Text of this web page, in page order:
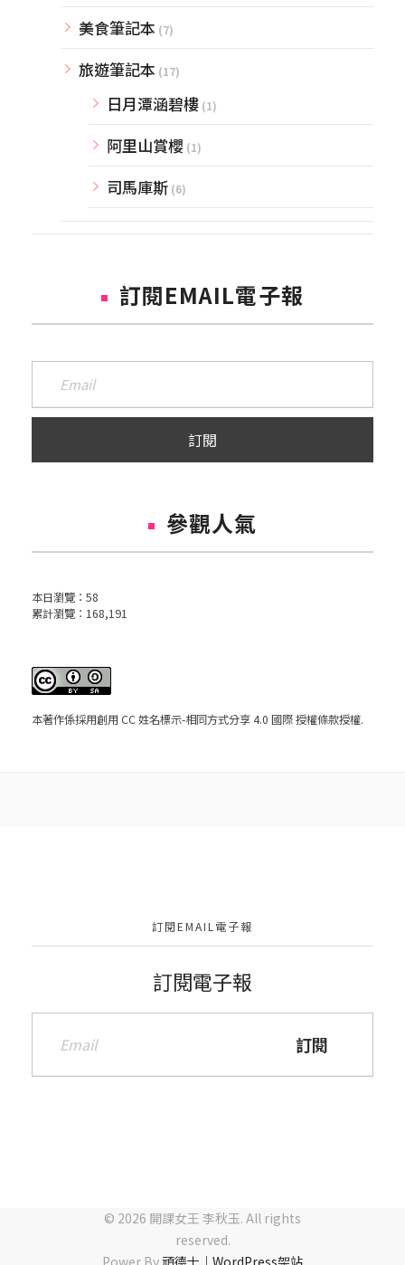
美食筆記本 (7)
旅遊筆記本 (17)
日月潭涵碧樓 (1)
阿里山賞櫻 (1)
司馬庫斯 (6)
訂閱EMAIL電子報
參觀人氣
本日瀏覽： 58
累計瀏覽： 168,191
本著作係採用創用 CC 姓名標示-相同方式分享 4.0 國際 授權條款授權.
訂閱EMAIL電子報
訂閱電子報
© 2026 開課女王 李秋玉. All rights
reserved.
Power By頑德士｜WordPress架站